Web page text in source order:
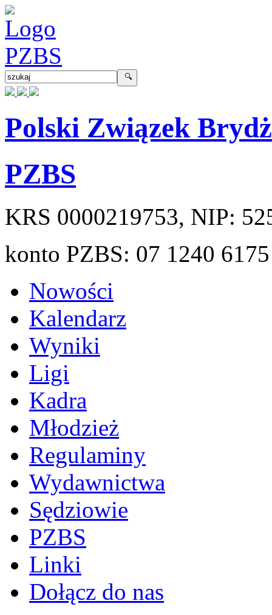
Polski Związek
PZBS
KRS 0000219753, NIP:
konto PZBS: 07 1240
Nowości
Kalendarz
Wyniki
Ligi
Kadra
Młodzież
Regulaminy
Wydawnictwa
Sędziowie
PZBS
Linki
Dołącz do nas